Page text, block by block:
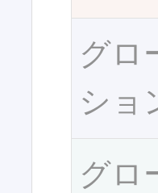
グロ
ショ
グロ